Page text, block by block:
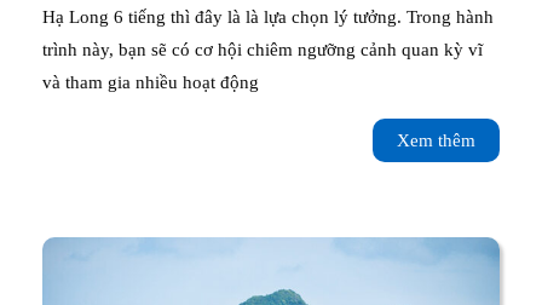
Tham
Quan
6
Tiếng
Hạ Long 6 tiếng thì đây là là lựa chọn lý tưởng. Trong hành
trình này, bạn sẽ có cơ hội chiêm ngưỡng cảnh quan kỳ vĩ
và tham gia nhiều hoạt động
Xem thêm
thêm